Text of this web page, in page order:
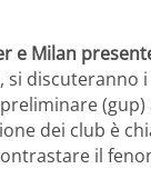
e Milan
discuteranno
dei club è
il